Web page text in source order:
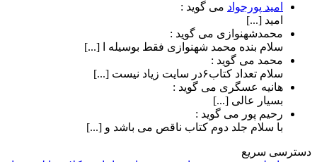
امید پورجواد می گوید :
امید [...]
محمدشهنوازی می گوید :
سلام بنده محمد شهنوازی فقط بوسیله ا [...]
محمد می گوید :
سلام تعداد کتاب۶در سایت زیاد نیست [...]
هانیه عسگری می گوید :
بسیار عالی [...]
رحیم پور می گوید :
با سلام جلد دوم کتاب ناقص می باشد و [...]
دسترسی سریع